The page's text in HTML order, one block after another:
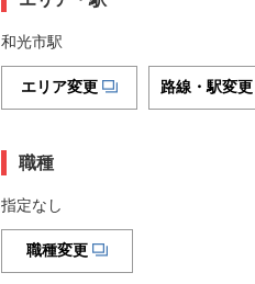
和光市駅
エリア変更 路線・駅変更
職種
指定なし
職種変更